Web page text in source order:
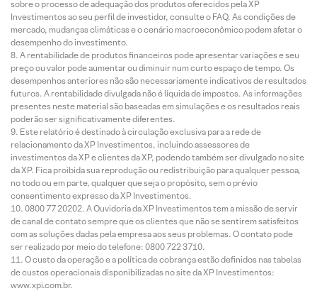
sobre o processo de adequação dos produtos oferecidos pela XP
Investimentos ao seu perfil de investidor, consulte o FAQ. As condições de
mercado, mudanças climáticas e o cenário macroeconômico podem afetar o
desempenho do investimento.
A rentabilidade de produtos financeiros pode apresentar variações e seu
preço ou valor pode aumentar ou diminuir num curto espaço de tempo. Os
desempenhos anteriores não são necessariamente indicativos de resultados
futuros. A rentabilidade divulgada não é líquida de impostos. As informações
presentes neste material são baseadas em simulações e os resultados reais
poderão ser significativamente diferentes.
Este relatório é destinado à circulação exclusiva para a rede de
relacionamento da XP Investimentos, incluindo assessores de
investimentos da XP e clientes da XP, podendo também ser divulgado no site
da XP. Fica proibida sua reprodução ou redistribuição para qualquer pessoa,
no todo ou em parte, qualquer que seja o propósito, sem o prévio
consentimento expresso da XP Investimentos.
0800 77 20202. A Ouvidoria da XP Investimentos tem a missão de servir
de canal de contato sempre que os clientes que não se sentirem satisfeitos
com as soluções dadas pela empresa aos seus problemas. O contato pode
ser realizado por meio do telefone: 0800 722 3710.
O custo da operação e a política de cobrança estão definidos nas tabelas
de custos operacionais disponibilizadas no site da XP Investimentos:
www.xpi.com.br.